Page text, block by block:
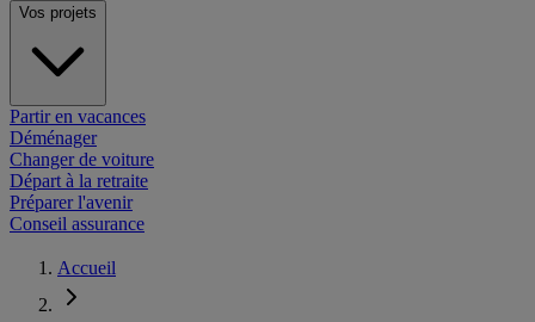
Vos projets
Partir en vacances
Déménager
Changer de voiture
Départ à la retraite
Préparer l'avenir
Conseil assurance
Accueil